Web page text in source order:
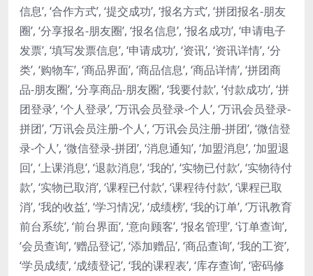
信息’, ‘合作方式’, ‘提交成功’, ‘报名方式’, ‘拼团报名-朋友
圈’, ‘分享报名-朋友圈’, ‘报名信息’, ‘报名成功’, ‘申请电子
发票’, ‘填写发票信息’, ‘申请成功’, ‘资讯’, ‘资讯详情’, ‘分
类’, ‘购物车’, ‘商品界面’, ‘商品信息’, ‘商品详情’, ‘拼团商
品-朋友圈’, ‘分享商品-朋友圈’, ‘我要付款’, ‘付款成功’, ‘拼
团登录’, ‘个人登录’, ‘万讯会员登录-个人’, ‘万讯会员登录-
拼团’, ‘万讯会员注册-个人’, ‘万讯会员注册-拼团’, ‘微信登
录-个人’, ‘微信登录-拼团’, ‘消息通知’, ‘加盟消息’, ‘加盟退
回’, ‘上课消息’, ‘退款消息’, ‘我的’, ‘实物已付款’, ‘实物待付
款’, ‘实物已取消’, ‘课程已付款’, ‘课程待付款’, ‘课程已取
消’, ‘我的收益’, ‘学习情况’, ‘成绩榜’, ‘我的订单’, ‘万讯教育
前台系统’, ‘前台界面’, ‘意向顾客’, ‘报名管理’, ‘订单查询’,
‘会员查询’, ‘赠品登记’, ‘添加赠品’, ‘商品查询’, ‘我的工资’,
‘学员成绩’, ‘成绩登记’, ‘我的课程表’, ‘库存查询’, ‘密码修